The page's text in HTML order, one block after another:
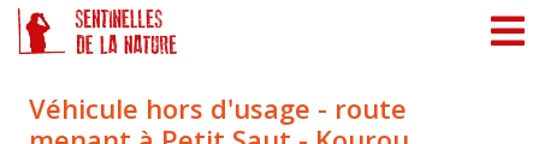
Véhicule hors d'usage - route
Panneau de gestion des cookies